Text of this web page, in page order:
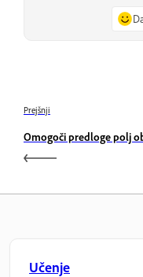
Prejšnji
Omogoči predloge polj
Učenje